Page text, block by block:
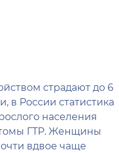
страдают до 6
в России статистика
населения
ГТР. Женщины
вдвое чаще